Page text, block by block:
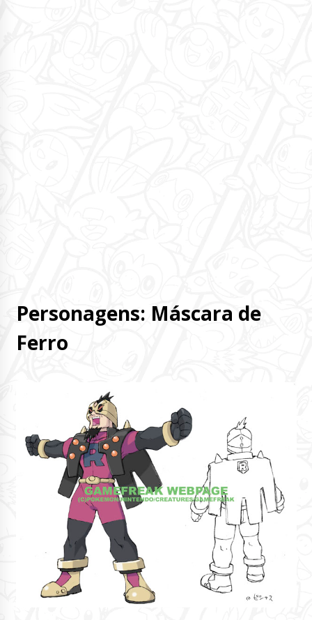
Personagens: Máscara de
Ferro